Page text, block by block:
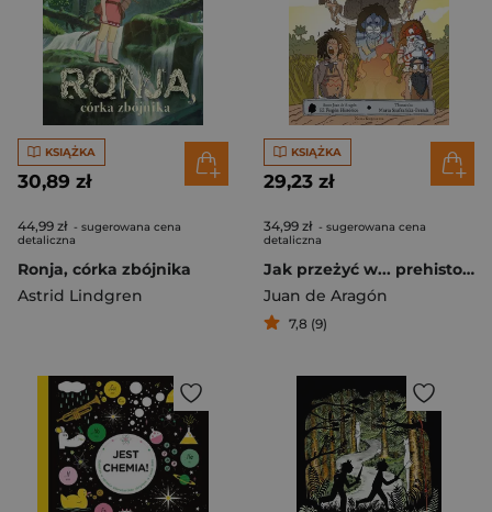
KSIĄŻKA
30,89 zł
44,99 zł - sugerowana cena
detaliczna
Ronja, córka zbójnika
Astrid Lindgren
KSIĄŻKA
29,23 zł
34,99 zł - sugerowana cena
detaliczna
Jak przeżyć w... prehistorii
Juan de Aragón
7,8 (9)